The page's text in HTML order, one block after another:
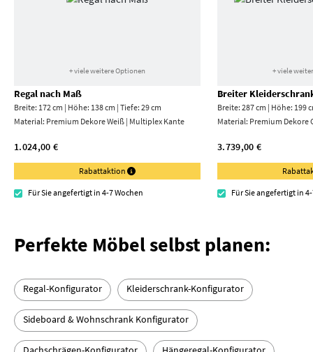
+ viele weitere Optionen
Regal nach Maß
Breite: 172 cm | Höhe: 138 cm | Tiefe: 29 cm
Material: Premium Dekore Weiß | Multiplex Kante
1.024,00 €
Rabattaktion
Für Sie angefertigt in 4-7 Wochen
+ viele
Breiter
Breite: 287 cm | Höhe: 199
Material: Premium Dekore
3.739,00 €
Für Sie angefertigt in
Perfekte Möbel selbst planen:
Regal-Konfigurator Kleiderschrank-Konfigurator
Sideboard & Wohnschrank Konfigurator